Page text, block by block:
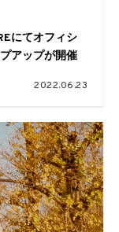
にてオフィシ
アップが開催
2022.06.23